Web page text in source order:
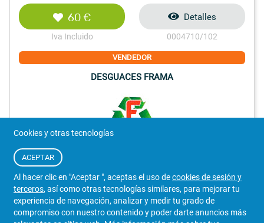
60 €
Iva Incluido
Detalles
0004710/102
VENDEDOR
DESGUACES FRAMA
971 365 332
Baleares
57
Cookies y otras tecnologías
ACEPTAR
Al hacer clic en "Aceptar ", aceptas el uso decookies de sesión y
terceros, así como otras tecnologías similares, para mejorar tu
experiencia de navegación, analizar y medir tu grado de
compromiso con nuestro contenido y poder darte anuncios más